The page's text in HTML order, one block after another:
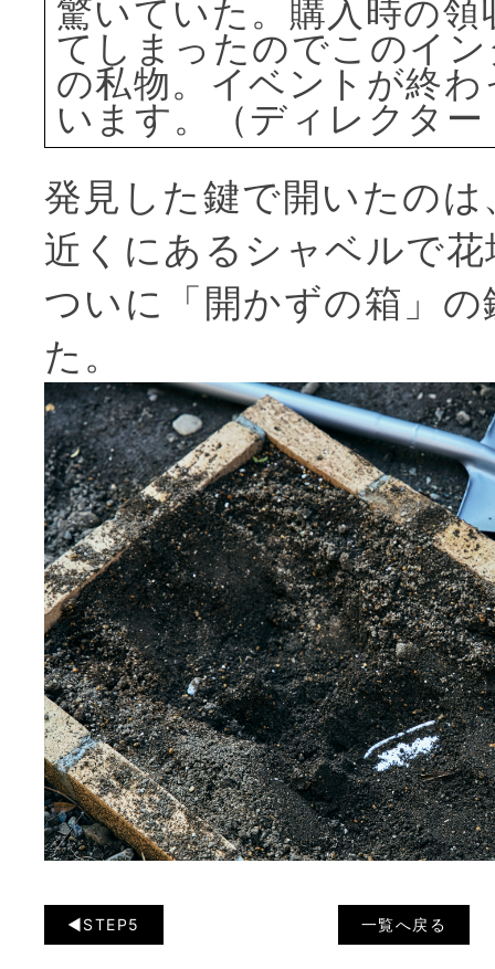
驚いていた。購入時の
てしまったのでこのイ
の私物。イベントが終
います。（ディレクター
発見した鍵で開いたの
近くにあるシャベルで
ついに「開かずの箱」
た。
◀︎STEP5 一覧へ戻る